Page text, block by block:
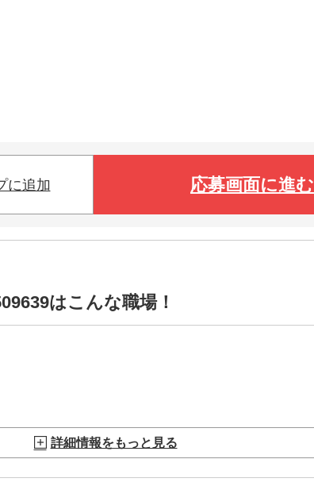
に追加 応募画面に進む
はこんな職場！
詳細情報をもっと見る